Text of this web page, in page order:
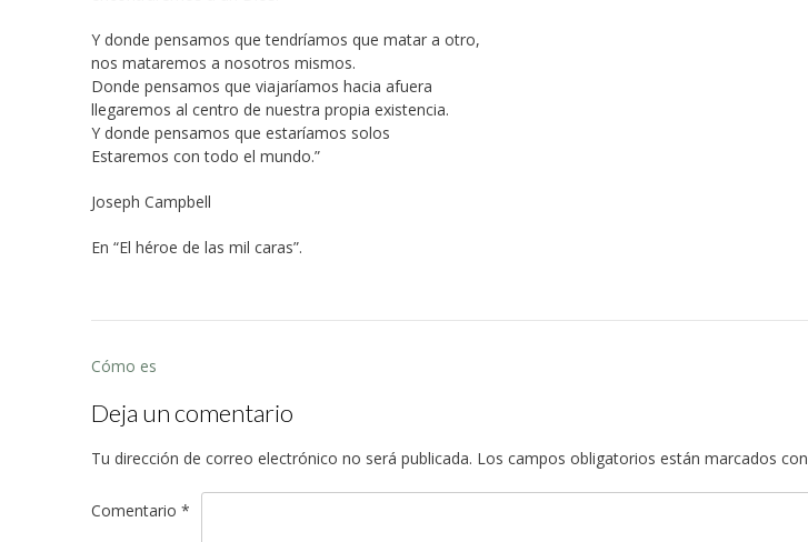
Y donde pensamos que tendríamos que matar a otro,
nos mataremos a nosotros mismos.
Donde pensamos que viajaríamos hacia afuera
llegaremos al centro de nuestra propia existencia.
Y donde pensamos que estaríamos solos
Estaremos con todo el mundo.”
Joseph Campbell
En “El héroe de las mil caras”.
Post
Cómo es
Deja un comentario
Tu dirección de correo electrónico no será publicada. Los campos obligatorios están marcados con
Comentario *